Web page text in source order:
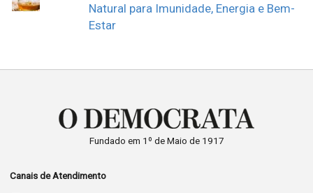
Natural para Imunidade, Energia e Bem-
Estar
Fundado em 1º de Maio de 1917
Canais de Atendimento